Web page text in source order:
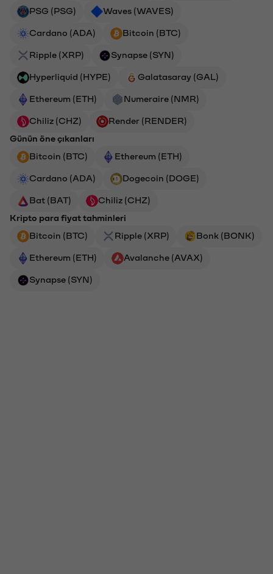
PSG (PSG) Waves (WAVES)
Cardano (ADA) Bitcoin (BTC)
Ripple (XRP) Synapse (SYN)
Hyperliquid (HYPE) Galatasaray (GAL)
Ethereum (ETH) Numeraire (NMR)
Chiliz (CHZ)
Render (RENDER)
Günün öne çıkanları
Bitcoin (BTC)
Ethereum (ETH)
Cardano (ADA) Dogecoin (DOGE)
Bat (BAT)
Chiliz (CHZ)
Kripto para fiyat tahminleri
Bitcoin (BTC)
Ripple (XRP) Bonk (BONK)
Ethereum (ETH) Avalanche (AVAX)
Synapse (SYN)